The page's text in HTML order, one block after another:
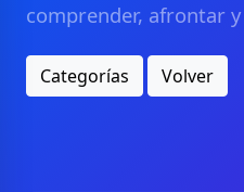
comprender, afrontar
Categorías Volver